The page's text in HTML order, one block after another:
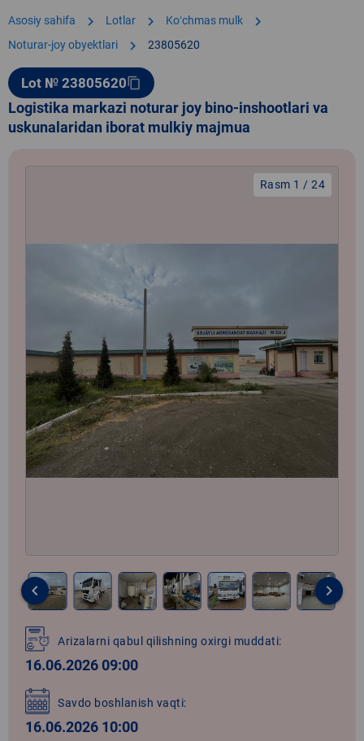
Asosiy sahifa chevron_right Lotlar chevron_right Koʻchmas mulk chevron_right
Noturar-joy obyektlari chevron_right 23805620
Lot № 23805620content_copy
Logistika markazi noturar joy bino-inshootlari va
uskunalaridan iborat mulkiy majmua
Rasm 1 / 24
1
of
24
keyboard_arrow_left keyboard_arrow_right
Arizalarni qabul qilishning oxirgi muddati:
16.06.2026 09:00
Savdo boshlanish vaqti:
16.06.2026 10:00